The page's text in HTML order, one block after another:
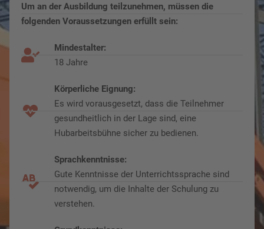
Um an der Ausbildung teilzunehmen, müssen die
folgenden Voraussetzungen erfüllt sein:
Mindestalter:
18 Jahre
Körperliche Eignung:
Es wird vorausgesetzt, dass die Teilnehmer
gesundheitlich in der Lage sind, eine
Hubarbeitsbühne sicher zu bedienen.
Sprachkenntnisse:
Gute Kenntnisse der Unterrichtssprache sind
notwendig, um die Inhalte der Schulung zu
verstehen.